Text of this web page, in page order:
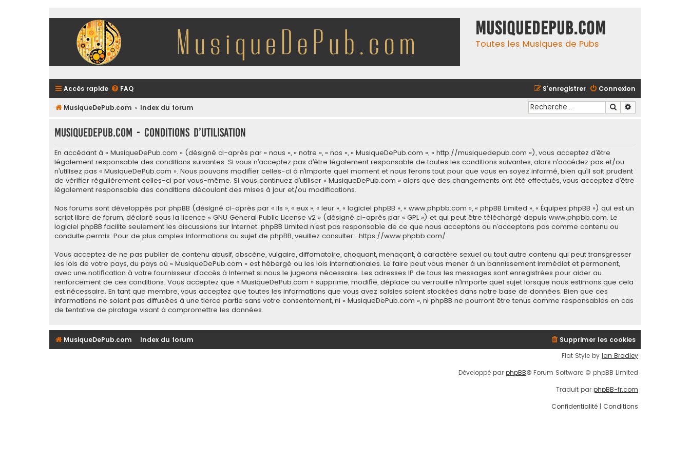
MusiqueDePub.com
Toutes les Musiques de Pubs
Accès rapide FAQ Connexion
S’enregistrer
MusiqueDePub.com Index du forum Rechercher
MusiqueDePub.com - Conditions d’utilisation
En accédant à « MusiqueDePub.com » (désigné ci-après par « nous », « notre », « nos », « MusiqueDePub.com », « http://musiquedepub.com »), vous acceptez d’être
légalement responsable des conditions suivantes. Si vous n’acceptez pas d’être légalement responsable de toutes les conditions suivantes, alors n’accédez pas et/ou
n’utilisez pas « MusiqueDePub.com ». Nous pouvons modifier celles-ci à n’importe quel moment et nous ferons tout pour que vous en soyez informé, bien qu’il soit prudent
de vérifier régulièrement celles-ci par vous-même. Si vous continuez d’utiliser « MusiqueDePub.com » alors que des changements ont été effectués, vous acceptez d’être
légalement responsable des conditions découlant des mises à jour et/ou modifications.
Nos forums sont développés par phpBB (désigné ci-après par « ils », « eux », « leur », « logiciel phpBB », « www.phpbb.com », « phpBB Limited », « Équipes phpBB ») qui est un
script libre de forum, déclaré sous la licence « GNU General Public License v2 » (désigné ci-après par « GPL ») et qui peut être téléchargé depuis www.phpbb.com. Le
logiciel phpBB facilite seulement les discussions sur Internet. phpBB Limited n’est pas responsable de ce que nous acceptons ou n’acceptons pas comme contenu ou
conduite permis. Pour de plus amples informations au sujet de phpBB, veuillez consulter : https://www.phpbb.com/.
Vous acceptez de ne pas publier de contenu abusif, obscène, vulgaire, diffamatoire, choquant, menaçant, à caractère sexuel ou tout autre contenu qui peut transgresser
les lois de votre pays, du pays où « MusiqueDePub.com » est hébergé ou les lois internationales. Le faire peut vous mener à un bannissement immédiat et permanent,
avec une notification à votre fournisseur d’accès à Internet si nous le jugeons nécessaire. Les adresses IP de tous les messages sont enregistrées pour aider au
renforcement de ces conditions. Vous acceptez que « MusiqueDePub.com » supprime, modifie, déplace ou verrouille n’importe quel sujet lorsque nous estimons que cela
est nécessaire. En tant que membre, vous acceptez que toutes les informations que vous avez saisies soient stockées dans notre base de données. Bien que ces
informations ne soient pas diffusées à une tierce partie sans votre consentement, ni « MusiqueDePub.com », ni phpBB ne pourront être tenus comme responsables en cas
de tentative de piratage visant à compromettre les données.
MusiqueDePub.com Index du forum
Supprimer les cookies
Flat Style by Ian Bradley
Développé par phpBB® Forum Software © phpBB Limited
Traduit par phpBB-fr.com
Confidentialité | Conditions